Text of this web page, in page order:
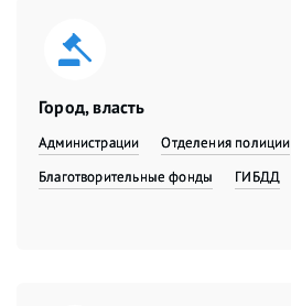
Город, власть
Администрации
Отделения полиции
Благотворительные фонды
ГИБДД